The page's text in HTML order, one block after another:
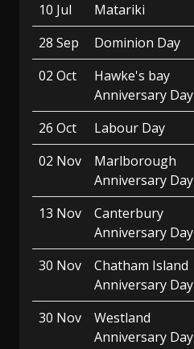
10 Jul
Matariki
28 Sep
Dominion Day
02 Oct
Hawke's bay
Anniversary Day
26 Oct
Labour Day
02 Nov
Marlborough
Anniversary Day
13 Nov
Canterbury
Anniversary Day
30 Nov
Chatham Island
Anniversary Day
30 Nov
Westland
Anniversary Day